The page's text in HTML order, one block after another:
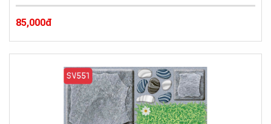
85,000đ